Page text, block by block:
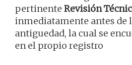
pertinente Revisión
inmediatamente antes de
antiguedad, la cual se
en el propio registro